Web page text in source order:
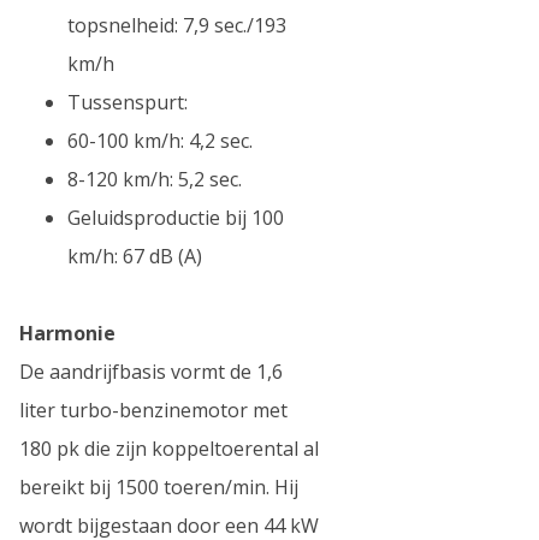
topsnelheid: 7,9 sec./193
km/h
Tussenspurt:
60-100 km/h: 4,2 sec.
8-120 km/h: 5,2 sec.
Geluidsproductie bij 100
km/h: 67 dB (A)
Harmonie
De aandrijfbasis vormt de 1,6
liter turbo-benzinemotor met
180 pk die zijn koppeltoerental al
bereikt bij 1500 toeren/min. Hij
wordt bijgestaan door een 44 kW